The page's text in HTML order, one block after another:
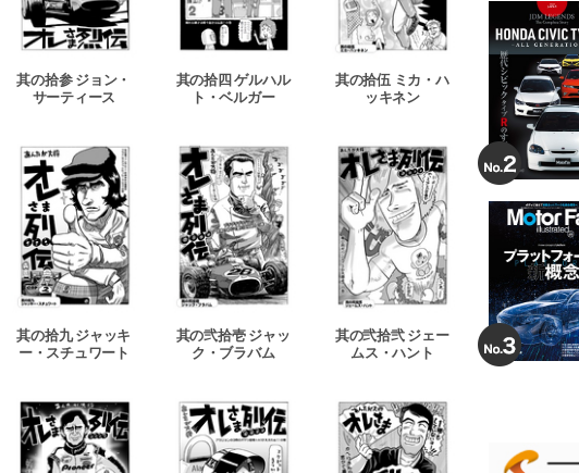
其の拾参 ジョン・
サーティース
其の拾四 ゲルハル
ト・ベルガー
其の拾伍 ミカ・ハ
ッキネン
其の拾九 ジャッキ
ー・スチュワート
其の弐拾壱 ジャッ
ク・ブラバム
其の弐拾弐 ジェー
ムス・ハント